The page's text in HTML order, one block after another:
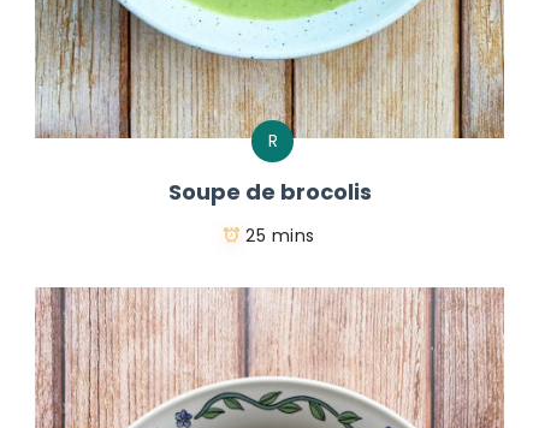
R
Soupe de brocolis
25 mins